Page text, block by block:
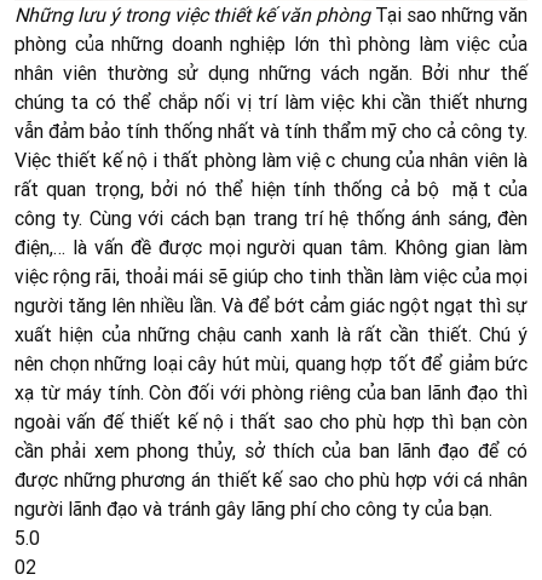
Những lưu ý trong việc thiết kế văn phòngTại sao những văn
phòng của những doanh nghiệp lớn thì phòng làm việc của
nhân viên thường sử dụng những vách ngăn. Bởi như thế
chúng ta có thể chắp nối vị trí làm việc khi cần thiết nhưng
vẫn đảm bảo tính thống nhất và tính thẩm mỹ cho cả công ty.
Việc thiết kế nội thất phòng làm việc chung của nhân viên là
rất quan trọng, bởi nó thể hiện tính thống cả bộ mặt của
công ty. Cùng với cách bạn trang trí hệ thống ánh sáng, đèn
điện,… là vấn đề được mọi người quan tâm. Không gian làm
việc rộng rãi, thoải mái sẽ giúp cho tinh thần làm việc của mọi
người tăng lên nhiều lần. Và để bớt cảm giác ngột ngạt thì sự
xuất hiện của những chậu canh xanh là rất cần thiết. Chú ý
nên chọn những loại cây hút mùi, quang hợp tốt để giảm bức
xạ từ máy tính. Còn đối với phòng riêng của ban lãnh đạo thì
ngoài vấn đế thiết kế nội thất sao cho phù hợp thì bạn còn
cần phải xem phong thủy, sở thích của ban lãnh đạo để có
được những phương án thiết kế sao cho phù hợp với cá nhân
người lãnh đạo và tránh gây lãng phí cho công ty của bạn.
5.0
02